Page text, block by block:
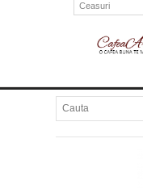
Ceasuri